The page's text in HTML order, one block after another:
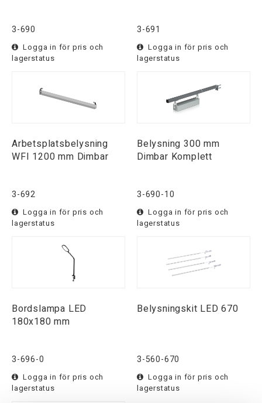
3-690
Logga in för pris och
lagerstatus
3-691
Logga in för pris och
lagerstatus
Arbetsplatsbelysning
WFI 1200 mm Dimbar
3-692
Logga in för pris och
lagerstatus
Belysning 300 mm
Dimbar Komplett
3-690-10
Logga in för pris och
lagerstatus
Bordslampa LED
180x180 mm
3-696-0
Logga in för pris och
lagerstatus
Belysningskit LED 670
3-560-670
Logga in för pris och
lagerstatus